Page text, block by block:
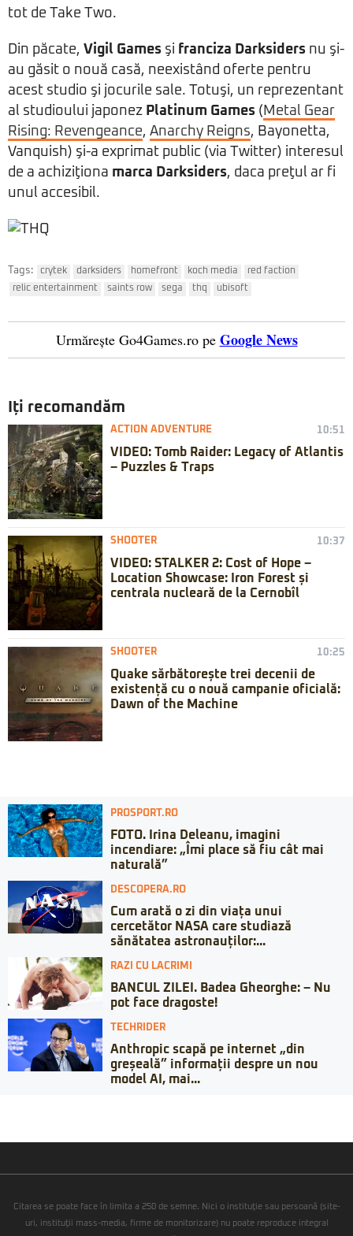
tot de Take Two.
Din păcate, Vigil Games şi franciza Darksiders nu şi-
au găsit o nouă casă, neexistând oferte pentru
acest studio şi jocurile sale. Totuşi, un reprezentant
al studioului japonez Platinum Games ( Metal Gear
Rising: Revengeance, Anarchy Reigns, Bayonetta,
Vanquish) şi-a exprimat public (via Twitter) interesul
de a achiziţiona marca Darksiders, daca preţul ar fi
unul accesibil.
Tags: crytek darksiders homefront koch media
red faction
relic entertainment
saints row sega thq ubisoft
Urmărește Go4Games.ro pe Google News
Iți recomandăm
ACTION ADVENTURE 10:51
VIDEO: Tomb Raider: Legacy of Atlantis
– Puzzles & Traps
SHOOTER 10:37
VIDEO: STALKER 2: Cost of Hope –
Location Showcase: Iron Forest și
centrala nucleară de la Cernobîl
SHOOTER 10:25
Quake sărbătorește trei decenii de
existență cu o nouă campanie oficială:
Dawn of the Machine
PROSPORT.RO
FOTO. Irina Deleanu, imagini
incendiare: „Îmi place să fiu cât mai
naturală”
DESCOPERA.RO
Cum arată o zi din viața unui
cercetător NASA care studiază
sănătatea astronauților:...
RAZI CU LACRIMI
BANCUL ZILEI. Badea Gheorghe: – Nu
pot face dragoste!
TECHRIDER
Anthropic scapă pe internet „din
greșeală” informații despre un nou
model AI, mai...
Citarea se poate face în limita a 250 de semne. Nici o instituţie sau persoană (site-
uri, instituţii mass-media, firme de monitorizare) nu poate reproduce integral